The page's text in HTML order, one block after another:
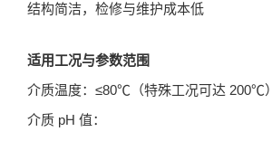
结构简洁，检修与维护成本低
适用工况与参数范围
介质温度：≤80℃（特殊工况可达 200℃）
介质 pH 值：